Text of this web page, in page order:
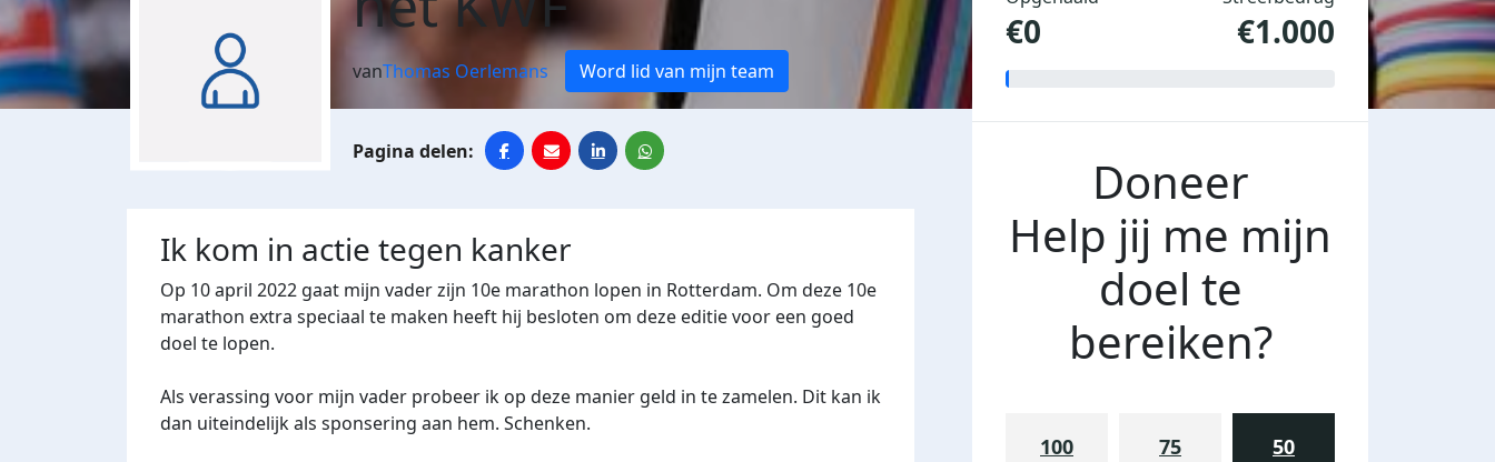
vanThomas Oerlemans Word lid van mijn team
Ik kom in actie tegen kanker
Op 10 april 2022 gaat mijn vader zijn 10e marathon lopen in Rotterdam. Om deze 10e
marathon extra speciaal te maken heeft hij besloten om deze editie voor een goed
doel te lopen.
Als verassing voor mijn vader probeer ik op deze manier geld in te zamelen. Dit kan ik
dan uiteindelijk als sponsering aan hem. Schenken.
€0 €1.000
Doneer
Help jij me mijn
doel te
bereiken?
100 75 50